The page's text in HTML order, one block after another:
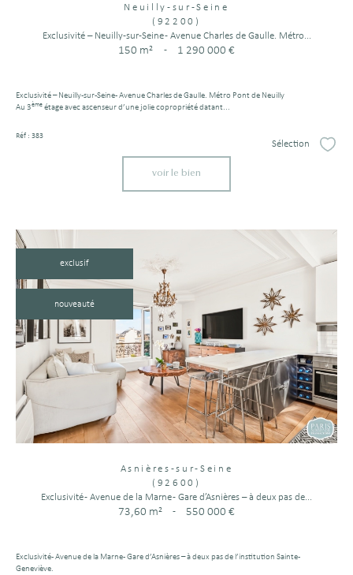
Neuilly-sur-Seine
(92200)
Exclusivité – Neuilly-sur-Seine - Avenue Charles de Gaulle. Métro...
150 m² - 1 290 000 €
Exclusivité – Neuilly-sur-Seine - Avenue Charles de Gaulle. Métro Pont de Neuilly
Au 3ème étage avec ascenseur d’une jolie copropriété datant...
Réf : 383
Sélection
voir le bien
exclusif
nouveauté
Asnières-sur-Seine
(92600)
Exclusivité - Avenue de la Marne - Gare d’Asnières – à deux pas de...
73,60 m² - 550 000 €
Exclusivité - Avenue de la Marne - Gare d’Asnières – à deux pas de l’institution Sainte-
Geneviève.